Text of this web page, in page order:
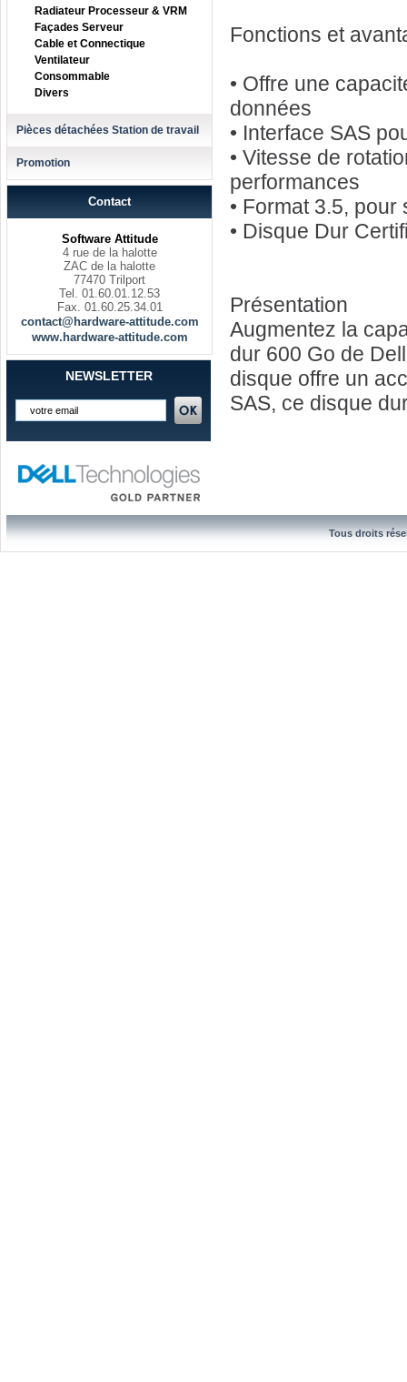
Radiateur Processeur & VRM
Façades Serveur
Cable et Connectique
Ventilateur
Consommable
Divers
Pièces détachées Station de travail
Promotion
Contact
Software Attitude
4 rue de la halotte
ZAC de la halotte
77470 Trilport
Tel. 01.60.01.12.53
Fax. 01.60.25.34.01
contact@hardware-attitude.com
www.hardware-attitude.com
NEWSLETTER
Fonctions et
• Offre une
données
• Interface SAS
• Vitesse de
performances
• Format 3.5,
• Disque Dur
Présentation
Augmentez la
dur 600 Go de
disque offre un
SAS, ce disque
Tous droits